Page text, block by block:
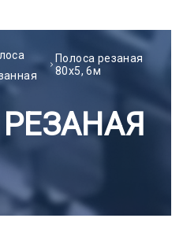
Полоса резаная
80х5, 6м